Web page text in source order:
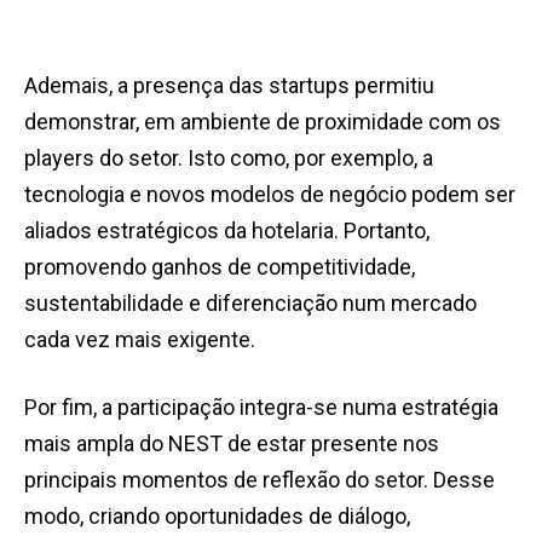
Ademais, a presença das startups permitiu
demonstrar, em ambiente de proximidade com os
players do setor. Isto como, por exemplo, a
tecnologia e novos modelos de negócio podem ser
aliados estratégicos da hotelaria. Portanto,
promovendo ganhos de competitividade,
sustentabilidade e diferenciação num mercado
cada vez mais exigente.
Por fim, a participação integra-se numa estratégia
mais ampla do NEST de estar presente nos
principais momentos de reflexão do setor. Desse
modo, criando oportunidades de diálogo,